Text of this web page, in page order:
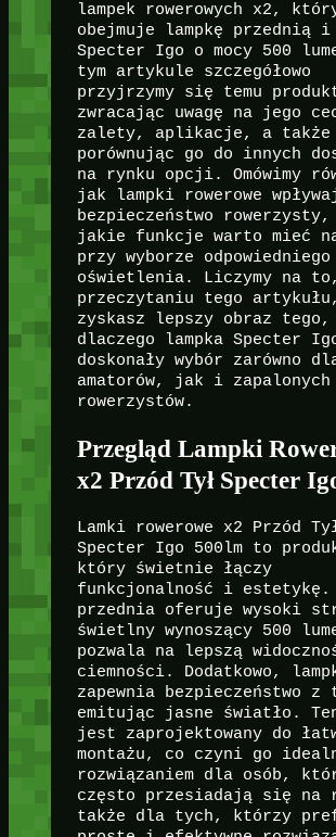
lampek rowerowych x2,
obejmuje lampkę przednią
Specter Igo o mocy 500
tym artykule szczegółowo
przyjrzymy się temu
zwracając uwagę na jego
zalety, aplikacje, a także
porównując go do innych
na rynku opcji. Omówimy
jak lampki rowerowe
bezpieczeństwo
jakie funkcje warto mieć na
przy wyborze odpowiedniego
oświetlenia. Liczymy na
przeczytaniu tego artykułu,
zyskasz lepszy obraz tego,
dlaczego lampka Specter
doskonały wybór zarówno
amatorów, jak i zapalonych
rowerzystów.
Przegląd Lampki
x2 Przód Tył Specter
Lamki rowerowe x2 Przód
Specter Igo 500lm to
który świetnie łączy
funkcjonalność i estetykę.
przednia oferuje wysoki
świetlny wynoszący 500
pozwala na lepszą
ciemności. Dodatkowo,
zapewnia bezpieczeństwo z
emitując jasne światło.
jest zaprojektowany do
montażu, co czyni go
rozwiązaniem dla osób,
często przesiadają się na
także dla tych, którzy